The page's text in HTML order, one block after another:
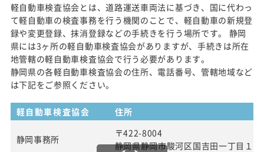
軽自動車検査協会とは、道路運送車両法に基づき、国に代わっ
て軽自動車の検査事務を行う機関のことで、軽自動車の新規登
録や変更登録、抹消登録などの手続きを行う場所です。 静岡
県には3ヶ所の軽自動車検査協会がありますが、手続きは所在
地管轄の軽自動車検査協会で行う必要があります。
静岡県の各軽自動車検査協会の住所、電話番号、管轄地域など
は下記をご参照ください。
軽自動車検査協会 住所
静岡事務所
〒422-8004
静岡県静岡市駿河区国吉田一丁目１